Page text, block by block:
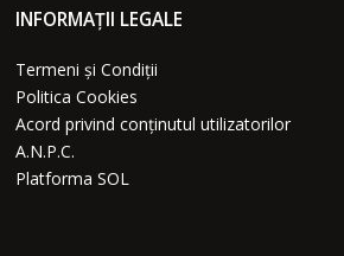
INFORMAȚII LEGALE
Termeni și Condiții
Politica Cookies
Acord privind conținutul utilizatorilor
A.N.P.C.
Platforma SOL